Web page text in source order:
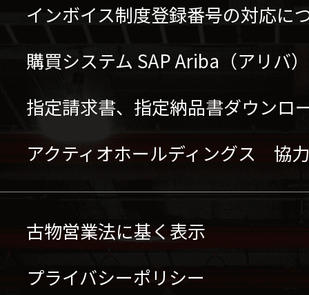
インボイス制度登録番号の対応に
購買システム SAP Ariba（アリバ
指定請求書、指定納品書ダウンロ
アクティオホールディングス 協
古物営業法に基く表示
プライバシーポリシー